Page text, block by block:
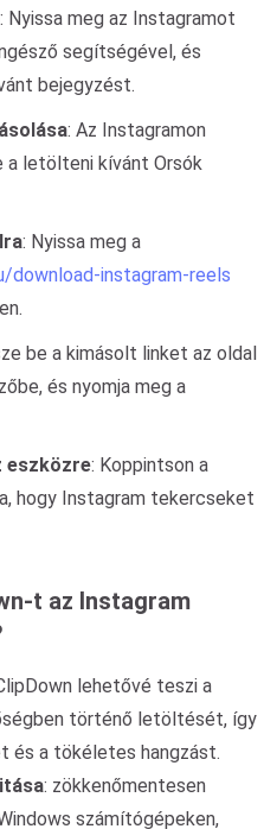
: Nyissa meg az Instagramot
segítségével, és
bejegyzést.
: Az Instagramon
a letölteni kívánt Orsók
: Nyissa meg a
instagram-reels
be a kimásolt linket az oldal
és nyomja meg a
eszközre: Koppintson a
hogy Instagram tekercseket
t az Instagram
lehetővé teszi a
történő letöltését, így
és a tökéletes hangzást.
: zökkenőmentesen
számítógépeken,